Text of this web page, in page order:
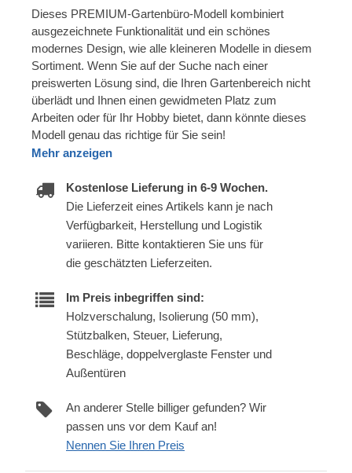
Dieses PREMIUM-Gartenbüro-Modell kombiniert
ausgezeichnete Funktionalität und ein schönes
modernes Design, wie alle kleineren Modelle in diesem
Sortiment. Wenn Sie auf der Suche nach einer
preiswerten Lösung sind, die Ihren Gartenbereich nicht
überlädt und Ihnen einen gewidmeten Platz zum
Arbeiten oder für Ihr Hobby bietet, dann könnte dieses
Modell genau das richtige für Sie sein!
Mehr anzeigen
Kostenlose Lieferung in 6-9 Wochen.
Die Lieferzeit eines Artikels kann je nach
Verfügbarkeit, Herstellung und Logistik
variieren. Bitte kontaktieren Sie uns für
die geschätzten Lieferzeiten.
Im Preis inbegriffen sind:
Holzverschalung, Isolierung (50 mm),
Stützbalken, Steuer, Lieferung,
Beschläge, doppelverglaste Fenster und
Außentüren
An anderer Stelle billiger gefunden? Wir
passen uns vor dem Kauf an!
Nennen Sie Ihren Preis